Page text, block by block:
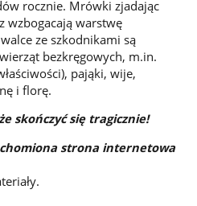
rocznie. Mrówki zjadając
wzbogacają warstwę
ze szkodnikami są
bezkręgowych, m.in.
pająki, wije,
i florę.
skończyć się tragicznie!
strona internetowa